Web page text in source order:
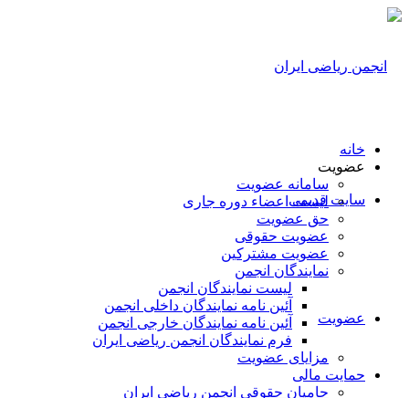
سایت قدیمی
عضویت
خانه
عضویت
سامانه عضویت
لیست اعضاء دوره جاری
حق عضویت
عضویت حقوقی
عضویت مشترکین
نمایندگان انجمن
لیست نمایندگان انجمن
آئین نامه نمایندگان داخلی انجمن
آئین نامه نمایندگان خارجی انجمن
فرم نمایندگان انجمن ریاضی ایران
مزایای عضویت
حمایت مالی
حامیان حقوقی انجمن ریاضی ایران